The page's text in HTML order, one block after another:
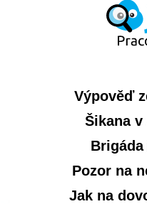
Výpověď
Šikana v
Pozor na
Jak na